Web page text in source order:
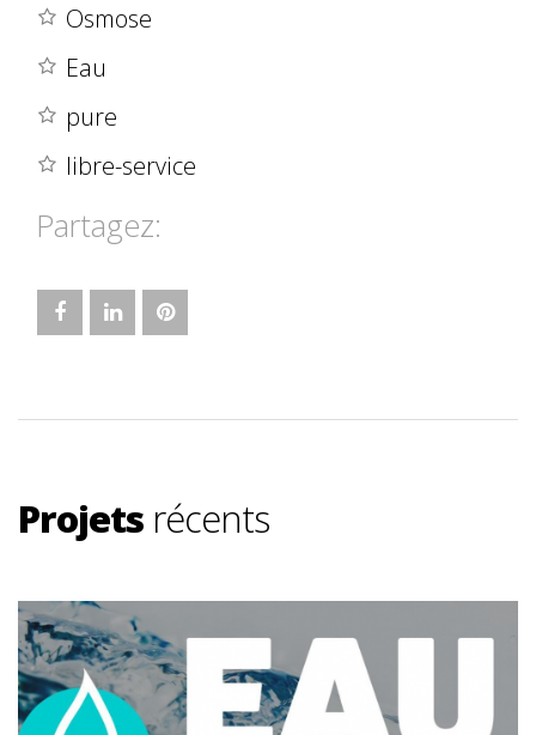
Osmose
Eau
pure
libre-service
Partagez:
Projets récents